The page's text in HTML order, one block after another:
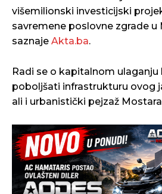
višemilionski investicijski
savremene poslovne zgrade u
saznaje Akta.ba.
Radi se o kapitalnom ulaganju
poboljšati infrastrukturu ovog
ali i urbanistički pejzaž